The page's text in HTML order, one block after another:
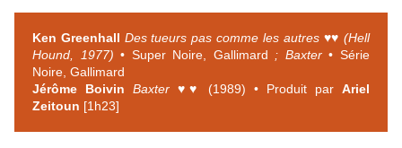
Ken Greenhall Des tueurs pas comme les autres ♥♥ (Hell
Hound, 1977) • Super Noire, Gallimard ; Baxter• Série
Noire, Gallimard
Jérôme Boivin Baxter ♥♥ (1989) • Produit parAriel
Zeitoun [1h23]